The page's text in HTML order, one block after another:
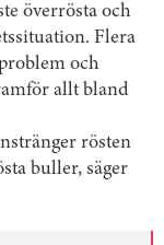
överrösta och
Flera
och
allt bland
rösten
buller, säger